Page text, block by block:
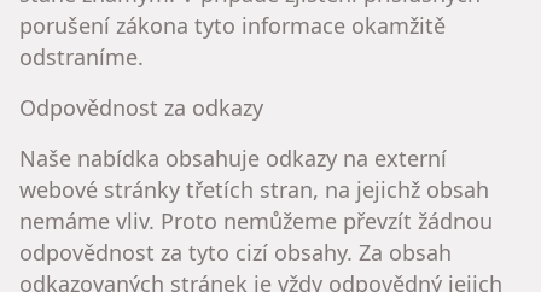
porušení zákona tyto informace okamžitě
odstraníme.
Odpovědnost za odkazy
Naše nabídka obsahuje odkazy na externí
webové stránky třetích stran, na jejichž obsah
nemáme vliv. Proto nemůžeme převzít žádnou
odpovědnost za tyto cizí obsahy. Za obsah
odkazovaných stránek je vždy odpovědný jejich